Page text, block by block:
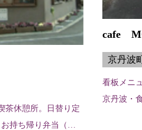
茶休憩所。日替り定
持ち帰り弁当（当
cafe
京丹波
看板メニ
京丹波・